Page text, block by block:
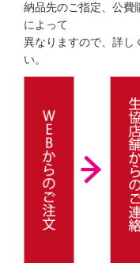
納品先のご指定、公費
によって
異なりますので、詳し
い。